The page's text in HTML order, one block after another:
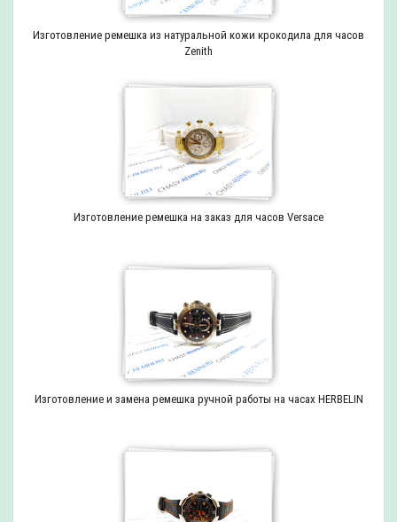
Изготовление ремешка из натуральной кожи крокодила для часов
Zenith
Изготовление ремешка на заказ для часов Versace
Изготовление и замена ремешка ручной работы на часах HERBELIN